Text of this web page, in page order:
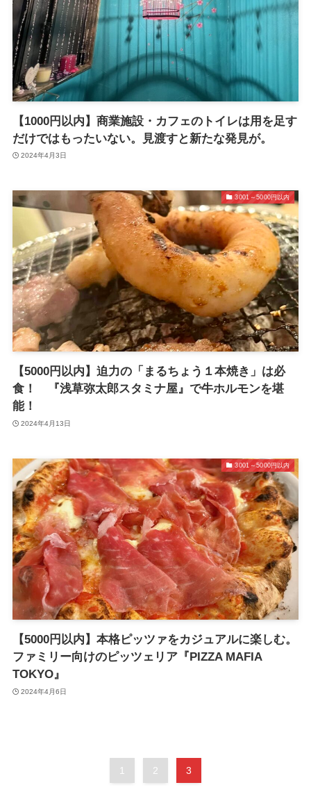
【1000円以内】商業施設・カフェのトイレは用を足す
だけではもったいない。見渡すと新たな発見が。
2024年4月3日
3001～5000円以内
【5000円以内】迫力の「まるちょう１本焼き」は必
食！ 『浅草弥太郎スタミナ屋』で牛ホルモンを堪
能！
2024年4月13日
3001～5000円以内
【5000円以内】本格ピッツァをカジュアルに楽しむ。
ファミリー向けのピッツェリア『PIZZA MAFIA
TOKYO』
2024年4月6日
1 2 3